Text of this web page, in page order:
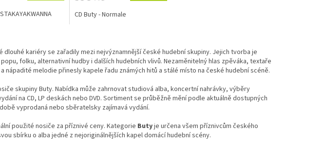
CD Buty - Normale
l
á
d
c
í
p
r
v
k
dlouhé kariéry se zařadily mezi nejvýznamnější české hudební skupiny. Jejich tvorba je
folku, alternativní hudby i dalších hudebních vlivů. Nezaměnitelný hlas zpěváka, textaře
nápadité melodie přinesly kapele řadu známých hitů a stálé místo na české hudební scéně.
skupiny Buty. Nabídka může zahrnovat studiová alba, koncertní nahrávky, výběry
na CD, LP deskách nebo DVD. Sortiment se průběžně mění podle aktuálně dostupných
vyprodaná nebo sběratelsky zajímavá vydání.
použité nosiče za příznivé ceny. Kategorie Butyje určena všem příznivcům českého
sbírku o alba jedné z nejoriginálnějších kapel domácí hudební scény.